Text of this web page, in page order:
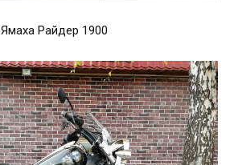
Ямаха Райдер 1900